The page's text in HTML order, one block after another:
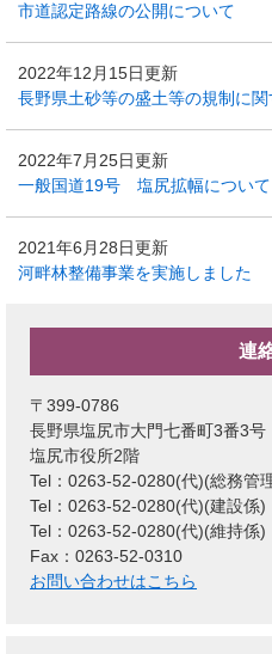
市道認定路線の公開について
2022年12月15日更新
長野県土砂等の盛土等の規制に
2022年7月25日更新
一般国道19号 塩尻拡幅について
2021年6月28日更新
河畔林整備事業を実施しました
連
〒399-0786
長野県塩尻市大門七番町3番3号
塩尻市役所2階
Tel：0263-52-0280(代) 総務管
Tel：0263-52-0280(代) 建設係
Tel：0263-52-0280(代) 維持係
Fax：0263-52-0310
お問い合わせはこちら